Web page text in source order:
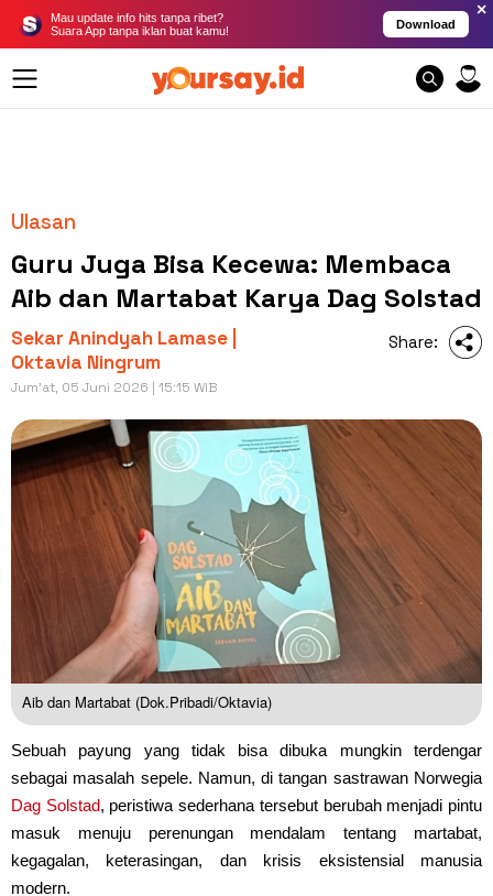
Mau update info hits tanpa ribet?
Suara App tanpa iklan buat kamu!
Download
×
Ulasan
Guru Juga Bisa Kecewa: Membaca
Aib dan Martabat Karya Dag Solstad
Sekar Anindyah Lamase |
Oktavia Ningrum
Jum'at, 05 Juni 2026 | 15:15 WIB
Share:
Aib dan Martabat (Dok.Pribadi/Oktavia)
Sebuah payung yang tidak bisa dibuka mungkin terdengar
sebagai masalah sepele. Namun, di tangan sastrawan Norwegia
Dag Solstad, peristiwa sederhana tersebut berubah menjadi pintu
masuk menuju perenungan mendalam tentang martabat,
kegagalan, keterasingan, dan krisis eksistensial manusia
modern.